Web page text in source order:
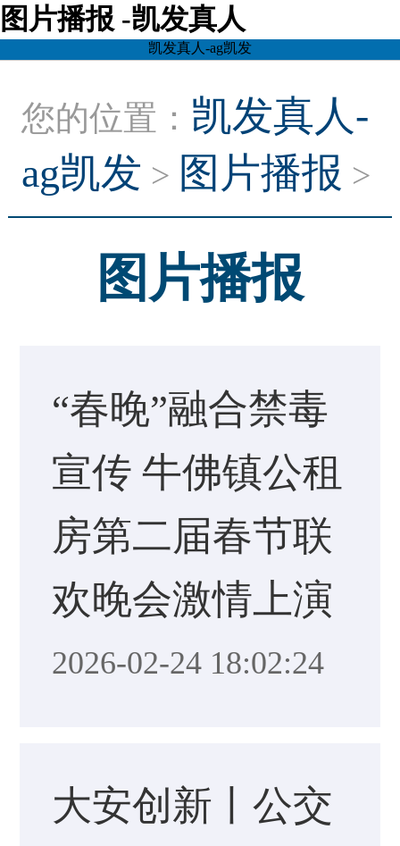
图片播报 -凯发真人
凯发真人-ag凯发
您的位置： 凯发真人-
ag凯发 > 图片播报 >
图片播报
“春晚”融合禁毒
宣传 牛佛镇公租
房第二届春节联
欢晚会激情上演
2026-02-24 18:02:24
大安创新丨公交